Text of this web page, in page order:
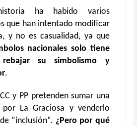
ha habido varios
que han intentado modificar
y no es casualidad, ya que
nacionales solo tiene
su simbolismo y
.
y PP pretenden sumar una
La Graciosa y venderlo
“inclusión”. ¿Pero por qué